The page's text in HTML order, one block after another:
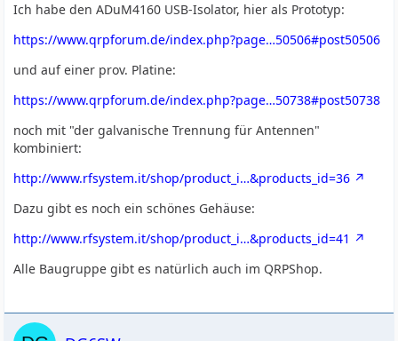
Ich habe den ADuM4160 USB-Isolator, hier als Prototyp:
https://www.qrpforum.de/index.php?page…50506#post50506
und auf einer prov. Platine:
https://www.qrpforum.de/index.php?page…50738#post50738
noch mit "der galvanische Trennung für Antennen"
kombiniert:
http://www.rfsystem.it/shop/product_i…&products_id=36
Dazu gibt es noch ein schönes Gehäuse:
http://www.rfsystem.it/shop/product_i…&products_id=41
Alle Baugruppe gibt es natürlich auch im QRPShop.